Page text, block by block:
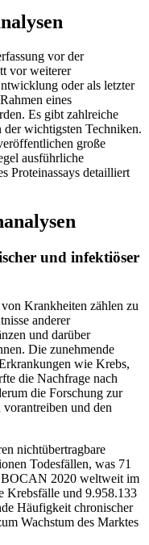
vor der
vor weiterer
oder als letzter
eines
Es gibt zahlreiche
der wichtigsten Techniken.
große
ausführliche
Proteinassays detailliert
und infektiöser
Krankheiten zählen zu
anderer
und darüber
Die zunehmende
wie Krebs,
die Nachfrage nach
die Forschung zur
und den
nichtübertragbare
Todesfällen, was 71
2020 weltweit im
Krebsfälle und 9.958.133
Häufigkeit chronischer
Wachstum des Marktes